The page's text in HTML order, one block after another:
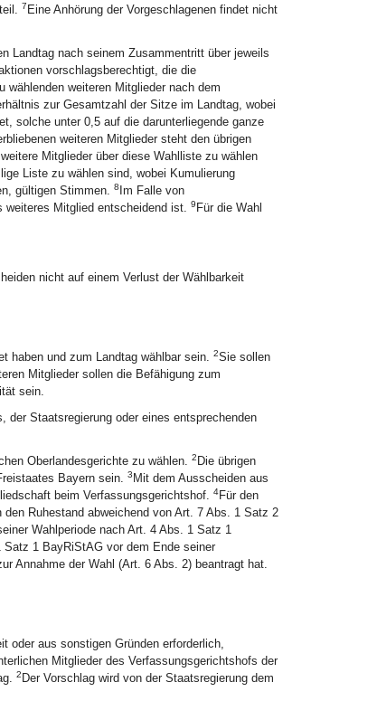
7 Eine Anhörung der Vorgeschlagenen findet nicht
Landtag nach seinem Zusammentritt über jeweils
vorschlagsberechtigt, die die
weiteren Mitglieder nach dem
zur Gesamtzahl der Sitze im Landtag, wobei
solche unter 0,5 auf die darunterliegende ganze
weiteren Mitglieder steht den übrigen
Mitglieder über diese Wahlliste zu wählen
Liste zu wählen sind, wobei Kumulierung
gültigen Stimmen. 8 Im Falle von
Mitglied entscheidend ist. 9 Für die Wahl
nicht auf einem Verlust der Wählbarkeit
haben und zum Landtag wählbar sein. 2Sie sollen
Mitglieder sollen die Befähigung zum
sein.
Staatsregierung oder eines entsprechenden
Oberlandesgerichte zu wählen. 2 Die übrigen
Bayern sein. 3 Mit dem Ausscheiden aus
beim Verfassungsgerichtshof. 4Für den
Ruhestand abweichend von Art. 7 Abs. 1 Satz 2
Wahlperiode nach Art. 4 Abs. 1 Satz 1
1 BayRiStAG vor dem Ende seiner
Annahme der Wahl (Art. 6 Abs. 2) beantragt hat.
oder aus sonstigen Gründen erforderlich,
Mitglieder des Verfassungsgerichtshofs der
2 Der Vorschlag wird von der Staatsregierung dem